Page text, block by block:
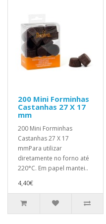
200 Mini Forminhas
Castanhas 27 X 17
mm
200 Mini Forminhas
Castanhas 27 X 17
mmPara utilizar
diretamente no forno até
220°C. Em papel mantei..
4,40€